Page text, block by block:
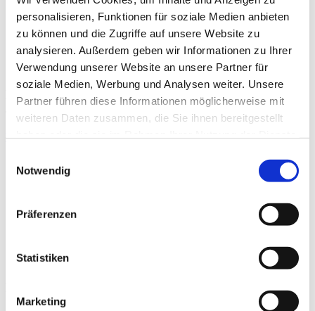
personalisieren, Funktionen für soziale Medien anbieten
zu können und die Zugriffe auf unsere Website zu
analysieren. Außerdem geben wir Informationen zu Ihrer
Verwendung unserer Website an unsere Partner für
soziale Medien, Werbung und Analysen weiter. Unsere
Partner führen diese Informationen möglicherweise mit
weiteren Daten zusammen, die Sie ihnen bereitgestellt
Notwendig
Präferenzen
Statistiken
Marketing
Behandlungsraum
View